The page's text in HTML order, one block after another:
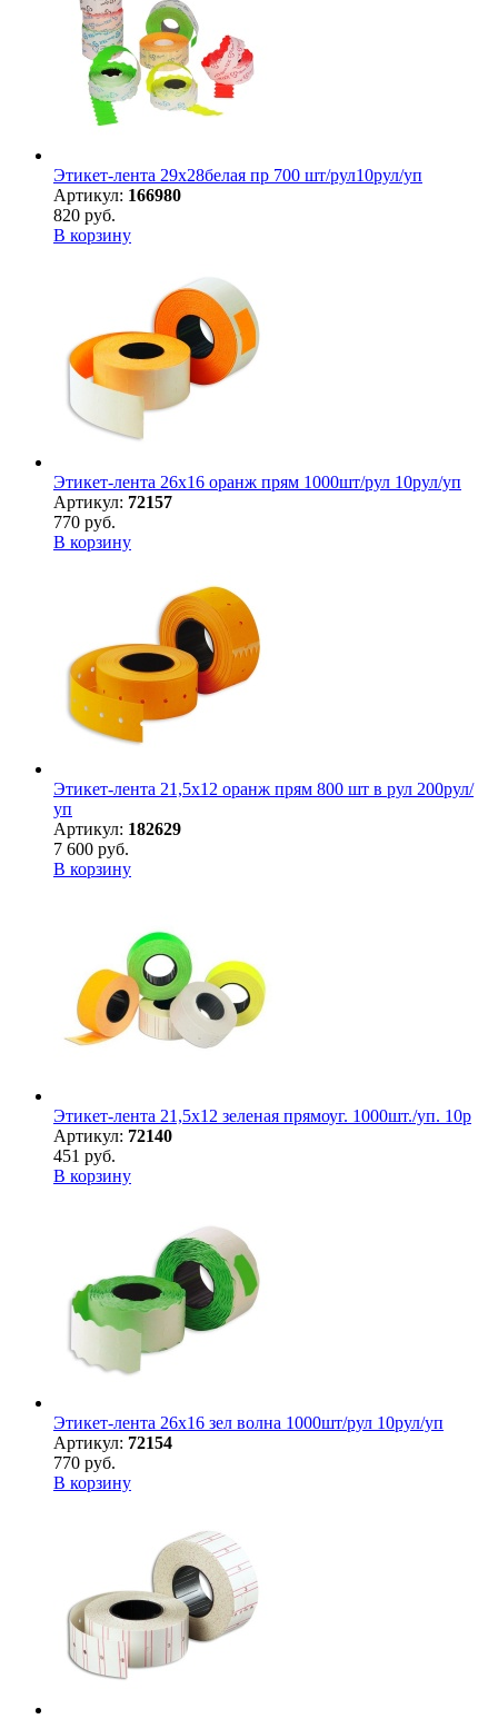
Этикет-лента 29х28белая пр 700 шт/рул10рул/уп
Артикул: 166980
820 руб.
В корзину
Этикет-лента 26х16 оранж прям 1000шт/рул 10рул/уп
Артикул: 72157
770 руб.
В корзину
Этикет-лента 21,5х12 оранж прям 800 шт в рул 200рул/
уп
Артикул: 182629
7 600 руб.
В корзину
Этикет-лента 21,5х12 зеленая прямоуг. 1000шт./уп. 10р
Артикул: 72140
451 руб.
В корзину
Этикет-лента 26х16 зел волна 1000шт/рул 10рул/уп
Артикул: 72154
770 руб.
В корзину